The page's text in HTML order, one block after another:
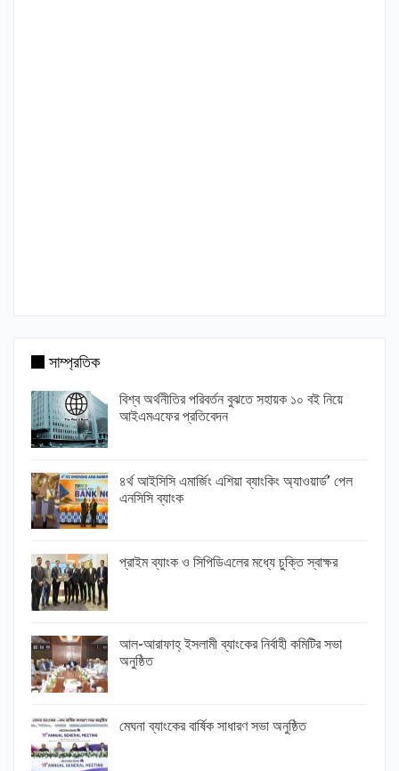
সাম্প্রতিক
বিশ্ব অর্থনীতির পরিবর্তন বুঝতে সহায়ক ১০ বই নিয়ে
আইএমএফের প্রতিবেদন
৪র্থ আইসিসি এমার্জিং এশিয়া ব্যাংকিং অ্যাওয়ার্ড’ পেল
এনসিসি ব্যাংক
প্রাইম ব্যাংক ও সিপিডিএলের মধ্যে চুক্তি স্বাক্ষর
আল-আরাফাহ্ ইসলামী ব্যাংকের নির্বাহী কমিটির সভা
অনুষ্ঠিত
মেঘনা ব্যাংকের বার্ষিক সাধারণ সভা অনুষ্ঠিত